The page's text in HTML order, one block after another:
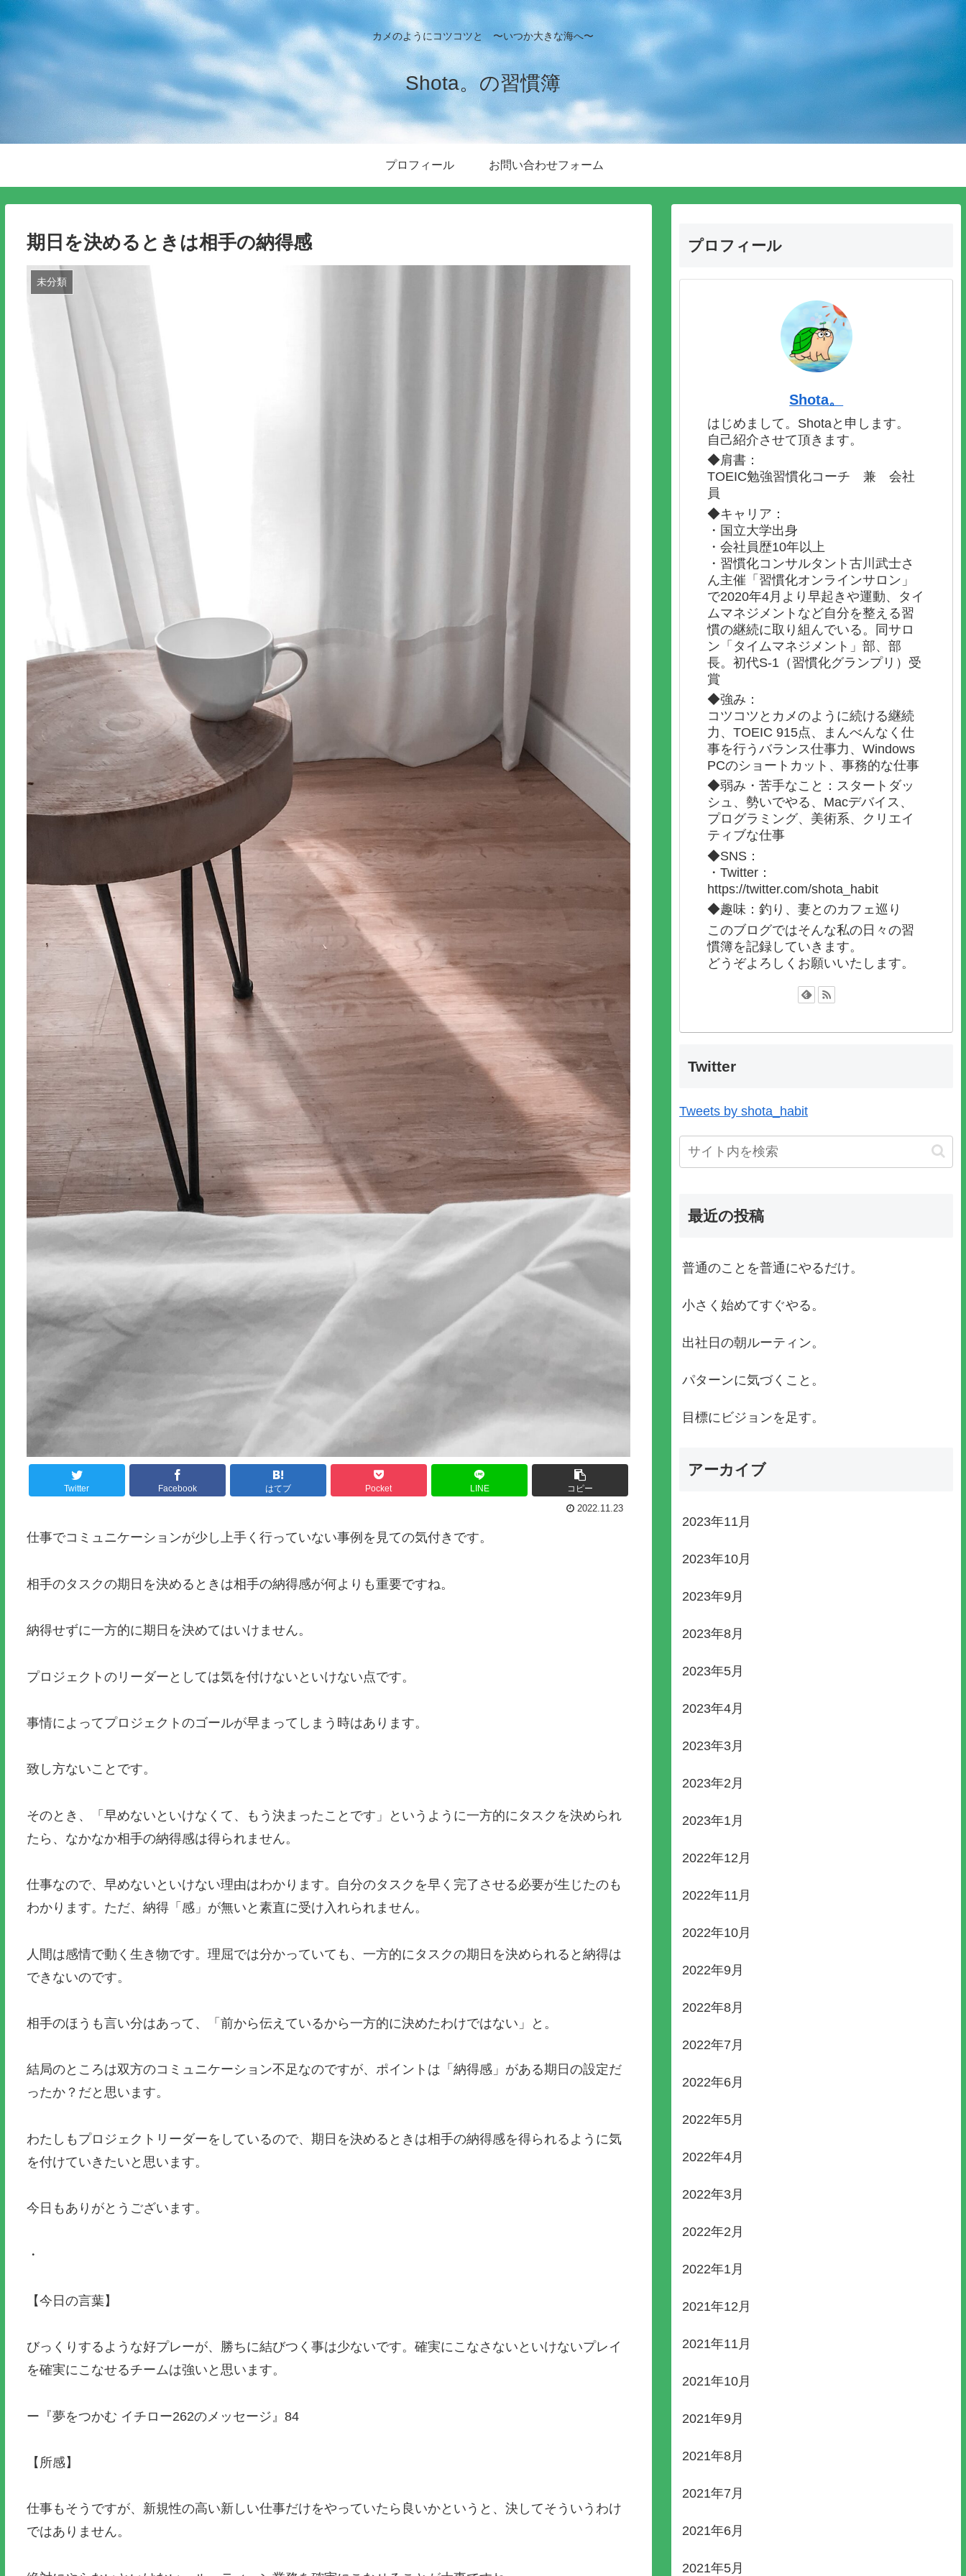
カメのようにコツコツと 〜いつか大きな海へ〜
Shota。の習慣簿
プロフィール お問い合わせフォーム
期日を決めるときは相手の納得感
未分類
Twitter Facebook はてブ Pocket LINE コピー
2022.11.23
仕事でコミュニケーションが少し上手く行っていない事例を見ての気付きです。
相手のタスクの期日を決めるときは相手の納得感が何よりも重要ですね。
納得せずに一方的に期日を決めてはいけません。
プロジェクトのリーダーとしては気を付けないといけない点です。
事情によってプロジェクトのゴールが早まってしまう時はあります。
致し方ないことです。
そのとき、「早めないといけなくて、もう決まったことです」というように一方的にタスクを決められ
たら、なかなか相手の納得感は得られません。
仕事なので、早めないといけない理由はわかります。自分のタスクを早く完了させる必要が生じたのも
わかります。ただ、納得「感」が無いと素直に受け入れられません。
人間は感情で動く生き物です。理屈では分かっていても、一方的にタスクの期日を決められると納得は
できないのです。
相手のほうも言い分はあって、「前から伝えているから一方的に決めたわけではない」と。
結局のところは双方のコミュニケーション不足なのですが、ポイントは「納得感」がある期日の設定だ
ったか？だと思います。
わたしもプロジェクトリーダーをしているので、期日を決めるときは相手の納得感を得られるように気
を付けていきたいと思います。
今日もありがとうございます。
・
【今日の言葉】
びっくりするような好プレーが、勝ちに結びつく事は少ないです。確実にこなさないといけないプレイ
を確実にこなせるチームは強いと思います。
ー『夢をつかむ イチロー262のメッセージ』84
【所感】
仕事もそうですが、新規性の高い新しい仕事だけをやっていたら良いかというと、決してそういうわけ
ではありません。
プロフィール
Shota。
はじめまして。Shotaと申します。
自己紹介させて頂きます。
◆肩書：
TOEIC勉強習慣化コーチ 兼 会社
員
◆キャリア：
・国立大学出身
・会社員歴10年以上
・習慣化コンサルタント古川武士さ
ん主催「習慣化オンラインサロン」
で2020年4月より早起きや運動、タイ
ムマネジメントなど自分を整える習
慣の継続に取り組んでいる。同サロ
ン「タイムマネジメント」部、部
長。初代S-1（習慣化グランプリ）受
賞
◆強み：
コツコツとカメのように続ける継続
力、TOEIC 915点、まんべんなく仕
事を行うバランス仕事力、Windows
PCのショートカット、事務的な仕事
◆弱み・苦手なこと：スタートダッ
シュ、勢いでやる、Macデバイス、
プログラミング、美術系、クリエイ
ティブな仕事
◆SNS：
・Twitter：
https://twitter.com/shota_habit
◆趣味：釣り、妻とのカフェ巡り
このブログではそんな私の日々の習
慣簿を記録していきます。
どうぞよろしくお願いいたします。
Twitter
Tweets by shota_habit
最近の投稿
普通のことを普通にやるだけ。
小さく始めてすぐやる。
出社日の朝ルーティン。
パターンに気づくこと。
目標にビジョンを足す。
アーカイブ
2023年11月
2023年10月
2023年9月
2023年8月
2023年5月
2023年4月
2023年3月
2023年2月
2023年1月
2022年12月
2022年11月
2022年10月
2022年9月
2022年8月
2022年7月
2022年6月
2022年5月
2022年4月
2022年3月
2022年2月
2022年1月
2021年12月
2021年11月
2021年10月
2021年9月
2021年8月
2021年7月
2021年6月
2021年5月